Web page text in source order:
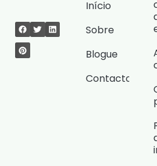
Início
Sobre
Blogue
Contacto